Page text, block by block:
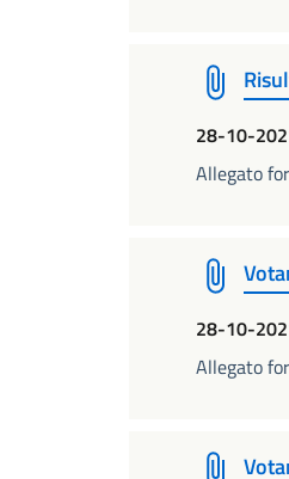
28-10-
Allegato
28-10-
Allegato